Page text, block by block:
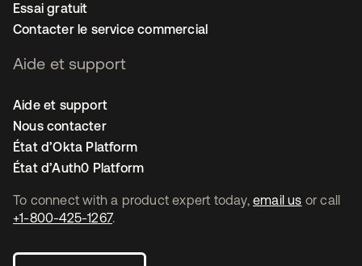
To connect with a product expert today, email us or call
+1-800-425-1267.
Essai gratuit
Contacter le service commercial
Aide et support
Aide et support
Nous contacter
État d’Okta Platform
État d’Auth0 Platform